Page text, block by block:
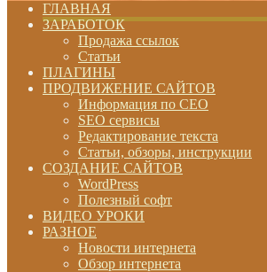
ГЛАВНАЯ
ЗАРАБОТОК
Продажа ссылок
Статьи
ПЛАГИНЫ
ПРОДВИЖЕНИЕ САЙТОВ
Информация по СЕО
SEO сервисы
Редактирование текста
Статьи, обзоры, инструкции
СОЗДАНИЕ САЙТОВ
WordPress
Полезный софт
ВИДЕО УРОКИ
РАЗНОЕ
Новости интернета
Обзор интернета